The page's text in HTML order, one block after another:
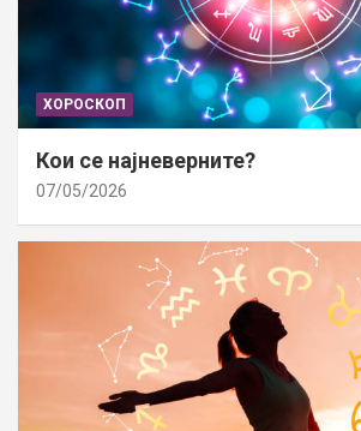
ХОРОСКОП
Кои се најневерните?
07/05/2026